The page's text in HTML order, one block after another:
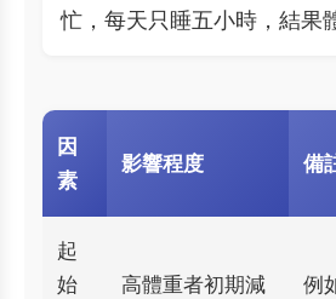
忙，每天只睡五小時，結果
因
素
影響程度 備
起
始
高體重者初期減
例